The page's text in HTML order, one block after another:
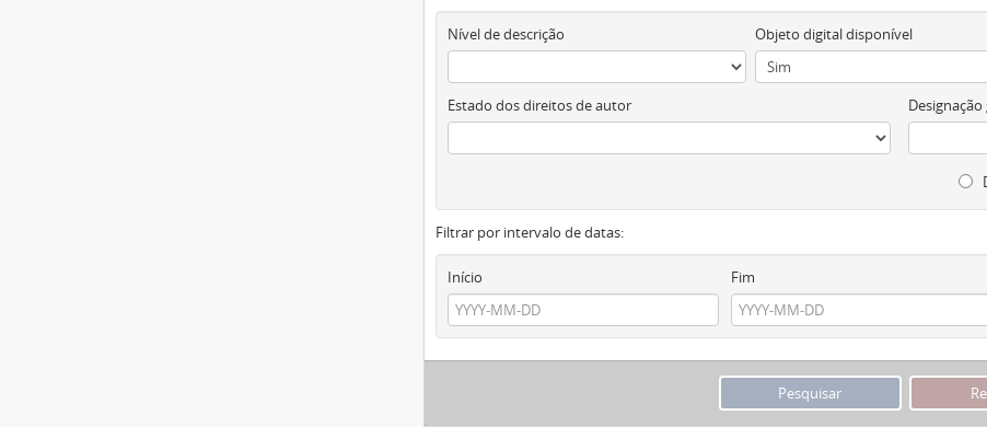
Nível de descrição Objeto digital disponível
Estado dos direitos de autor
Filtrar por intervalo de datas:
Início
Fim